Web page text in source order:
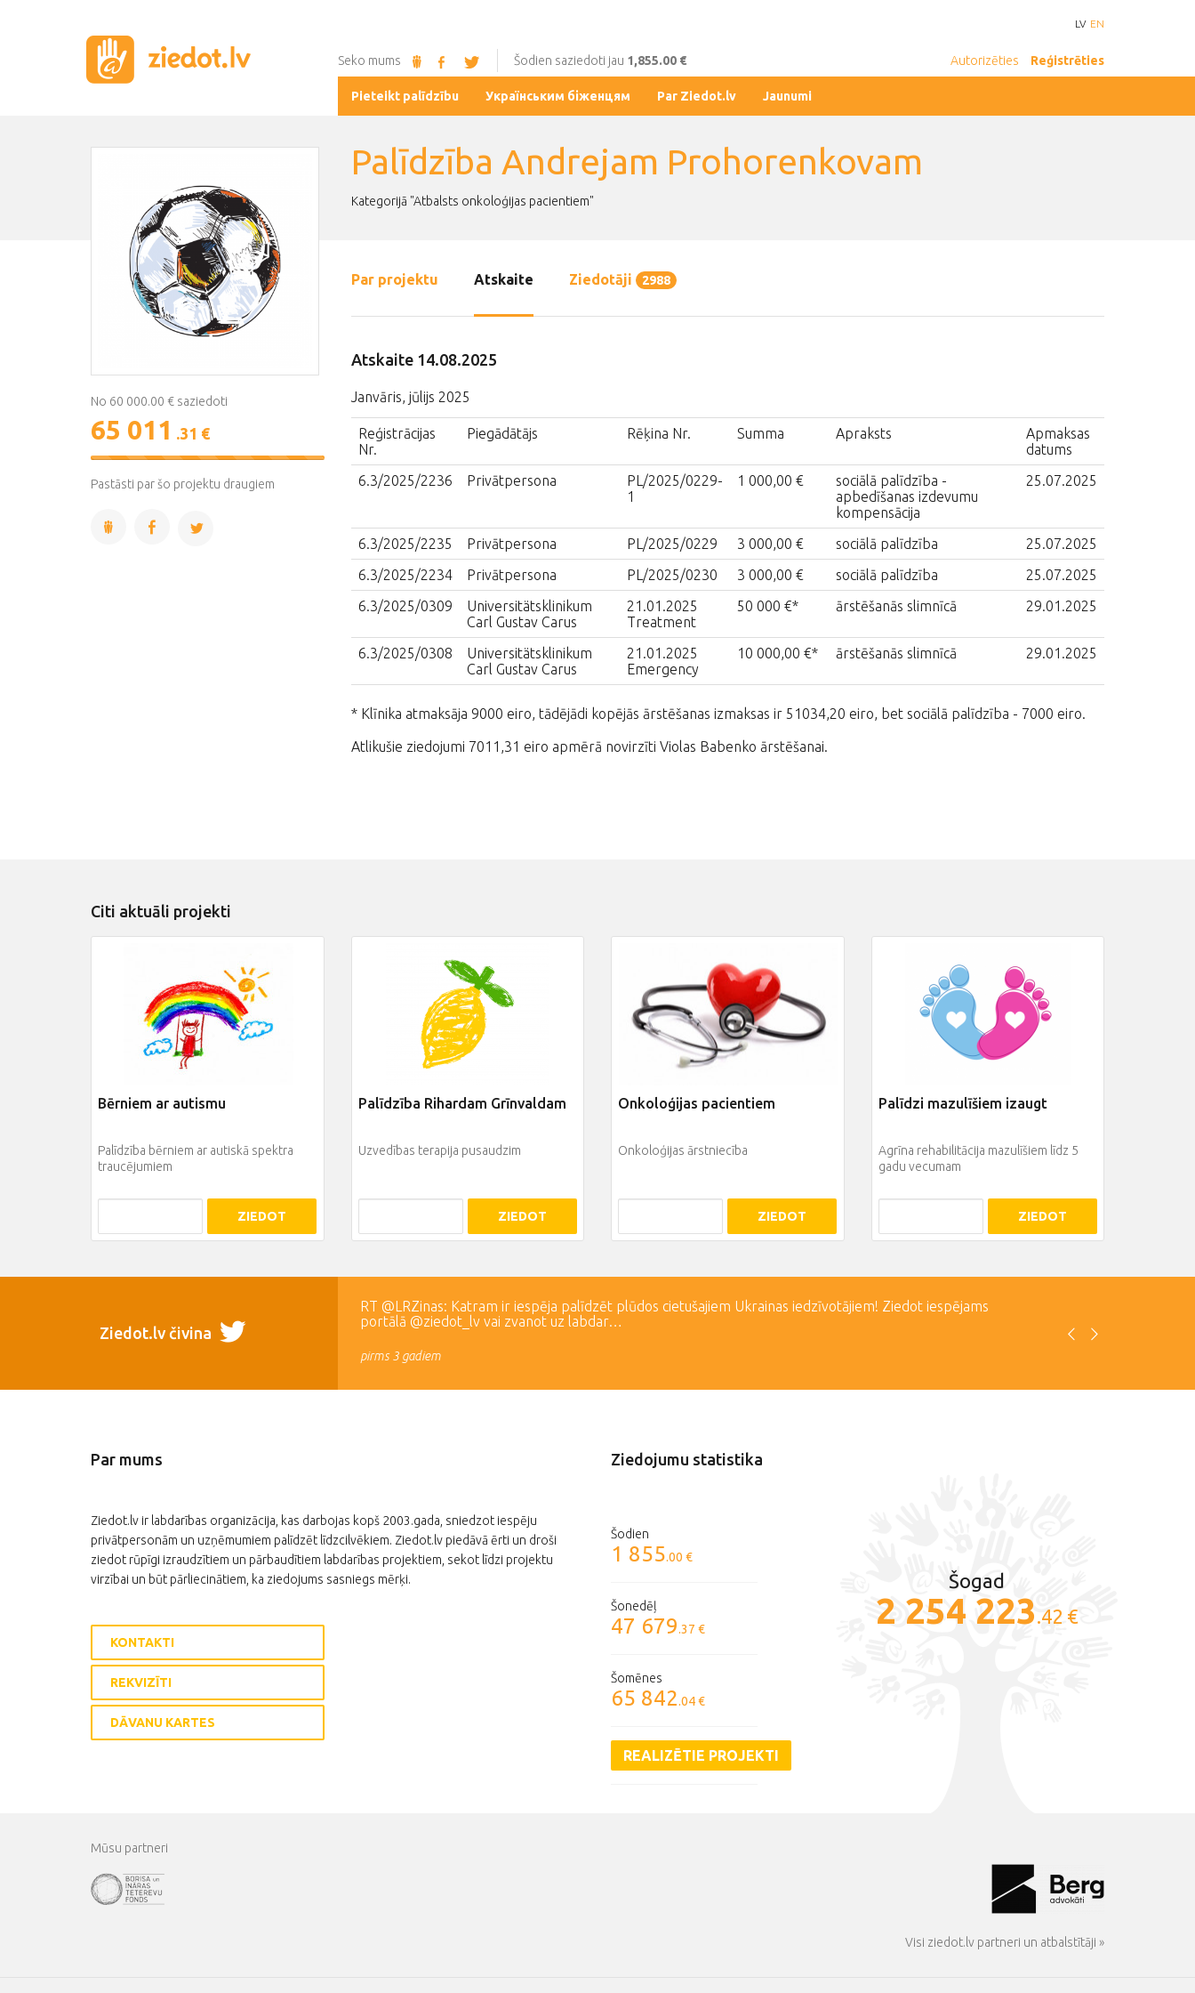
LV EN
Seko mums Šodien saziedoti jau 1,855.00 € Autorizēties Reģistrēties
Pieteikt palīdzību Українським біженцям Par Ziedot.lv Jaunumi
Palīdzība Andrejam Prohorenkovam
Kategorijā "Atbalsts onkoloģijas pacientiem"
No 60 000.00 € saziedoti
65 011 .31 €
108%
Complete
Pastāsti par šo projektu draugiem
Par projektu Atskaite Ziedotāji 2988
Atskaite 14.08.2025
Janvāris, jūlijs 2025
Reģistrācijas
Nr.
Piegādātājs Rēķina Nr. Summa Apraksts
Apmaksas
datums
6.3/2025/2236
Privātpersona
PL/2025/0229-
1
1 000,00 €
sociālā palīdzība -
apbedīšanas izdevumu
kompensācija
25.07.2025
6.3/2025/2235 Privātpersona PL/2025/0229 3 000,00 € sociālā palīdzība
25.07.2025
6.3/2025/2234
Privātpersona PL/2025/0230 3 000,00 € sociālā palīdzība
25.07.2025
6.3/2025/0309
Universitätsklinikum
Carl Gustav Carus
21.01.2025
Treatment
50 000 €* ārstēšanās slimnīcā 29.01.2025
6.3/2025/0308
Universitätsklinikum
Carl Gustav Carus
21.01.2025
Emergency
10 000,00 €* ārstēšanās slimnīcā 29.01.2025
* Klīnika atmaksāja 9000 eiro, tādējādi kopējās ārstēšanas izmaksas ir 51034,20 eiro, bet sociālā palīdzība - 7000 eiro.
Atlikušie ziedojumi 7011,31 eiro apmērā novirzīti Violas Babenko ārstēšanai.
Citi aktuāli projekti
Bērniem ar autismu
Palīdzība bērniem ar autiskā spektra
traucējumiem
ZIEDOT
Palīdzība Rihardam Grīnvaldam
Uzvedības terapija pusaudzim
ZIEDOT
Onkoloģijas pacientiem
Onkoloģijas ārstniecība
ZIEDOT
Palīdzi mazulīšiem izaugt
Agrīna rehabilitācija mazulīšiem līdz 5
gadu vecumam
ZIEDOT
Ziedot.lv čivina
RT @LRZinas: Katram ir iespēja palīdzēt plūdos cietušajiem Ukrainas iedzīvotājiem! Ziedot iespējams
portālā @ziedot_lv vai zvanot uz labdar…
pirms 3 gadiem
Par mums
Ziedot.lv ir labdarības organizācija, kas darbojas kopš 2003.gada, sniedzot iespēju
privātpersonām un uzņēmumiem palīdzēt līdzcilvēkiem. Ziedot.lv piedāvā ērti un droši
ziedot rūpīgi izraudzītiem un pārbaudītiem labdarības projektiem, sekot līdzi projektu
virzībai un būt pārliecinātiem, ka ziedojums sasniegs mērķi.
KONTAKTI
REKVIZĪTI
DĀVANU KARTES
Ziedojumu statistika
Šodien
1 855.00 €
Šonedēļ
47 679.37 €
Šomēnes
65 842.04 €
REALIZĒTIE PROJEKTI
Šogad
2 254 223.42 €
Mūsu partneri
Visi ziedot.lv partneri un atbalstītāji »